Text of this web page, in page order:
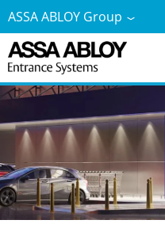
ASSA ABLOY Group